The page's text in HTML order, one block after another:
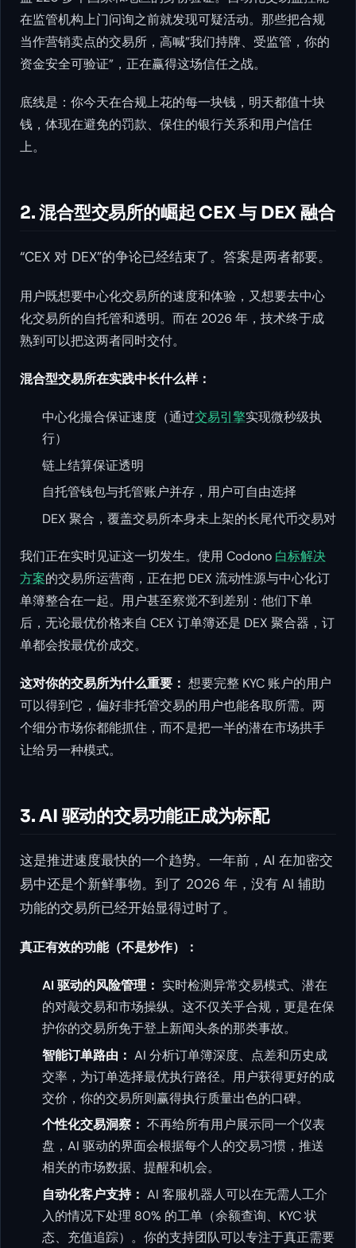
在监管机构上门问询之前就发现可疑活动。那些把合规
当作营销卖点的交易所，高喊”我们持牌、受监管，你的
资金安全可验证”，正在赢得这场信任之战。
底线是：你今天在合规上花的每一块钱，明天都值十块
钱，体现在避免的罚款、保住的银行关系和用户信任
上。
2. 混合型交易所的崛起 CEX 与 DEX 融合
“CEX 对 DEX”的争论已经结束了。答案是两者都要。
用户既想要中心化交易所的速度和体验，又想要去中心
化交易所的自托管和透明。而在 2026 年，技术终于成
熟到可以把这两者同时交付。
混合型交易所在实践中长什么样：
中心化撮合保证速度（通过交易引擎实现微秒级执
行）
链上结算保证透明
自托管钱包与托管账户并存，用户可自由选择
DEX 聚合，覆盖交易所本身未上架的长尾代币交易对
我们正在实时见证这一切发生。使用 Codono 白标解决
方案的交易所运营商，正在把 DEX 流动性源与中心化订
单簿整合在一起。用户甚至察觉不到差别：他们下单
后，无论最优价格来自 CEX 订单簿还是 DEX 聚合器，订
单都会按最优价成交。
这对你的交易所为什么重要： 想要完整 KYC 账户的用户
可以得到它，偏好非托管交易的用户也能各取所需。两
个细分市场你都能抓住，而不是把一半的潜在市场拱手
让给另一种模式。
3. AI 驱动的交易功能正成为标配
这是推进速度最快的一个趋势。一年前，AI 在加密交
易中还是个新鲜事物。到了 2026 年，没有 AI 辅助
功能的交易所已经开始显得过时了。
真正有效的功能（不是炒作）：
AI 驱动的风险管理： 实时检测异常交易模式、潜在
的对敲交易和市场操纵。这不仅关乎合规，更是在保
护你的交易所免于登上新闻头条的那类事故。
智能订单路由： AI 分析订单簿深度、点差和历史成
交率，为订单选择最优执行路径。用户获得更好的成
交价，你的交易所则赢得执行质量出色的口碑。
个性化交易洞察： 不再给所有用户展示同一个仪表
盘，AI 驱动的界面会根据每个人的交易习惯，推送
相关的市场数据、提醒和机会。
自动化客户支持： AI 客服机器人可以在无需人工介
入的情况下处理 80% 的工单（余额查询、KYC 状
态、充值追踪）。你的支持团队可以专注于真正需要